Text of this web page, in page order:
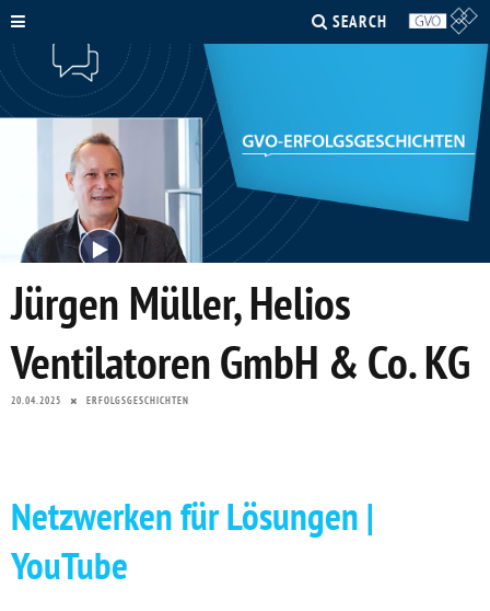
SEARCH
Jürgen Müller, Helios
Ventilatoren GmbH & Co. KG
20.04.2025 ERFOLGSGESCHICHTEN
Netzwerken für Lösungen |
YouTube